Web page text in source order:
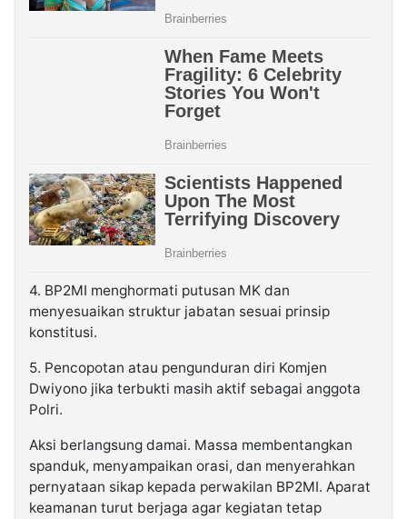
4. BP2MI menghormati putusan MK dan
menyesuaikan struktur jabatan sesuai prinsip
konstitusi.
5. Pencopotan atau pengunduran diri Komjen
Dwiyono jika terbukti masih aktif sebagai anggota
Polri.
Aksi berlangsung damai. Massa membentangkan
spanduk, menyampaikan orasi, dan menyerahkan
pernyataan sikap kepada perwakilan BP2MI. Aparat
keamanan turut berjaga agar kegiatan tetap